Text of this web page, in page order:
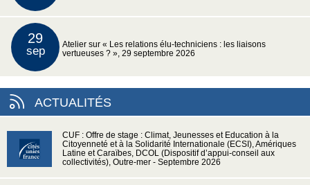
29
sep
Atelier sur « Les relations élu-techniciens : les liaisons
vertueuses ? », 29 septembre 2026
ACTUALITÉS
CUF : Offre de stage : Climat, Jeunesses et Education à la
Citoyenneté et à la Solidarité Internationale (ECSI), Amériques
Latine et Caraïbes, DCOL (Dispositif d’appui-conseil aux
collectivités), Outre-mer - Septembre 2026